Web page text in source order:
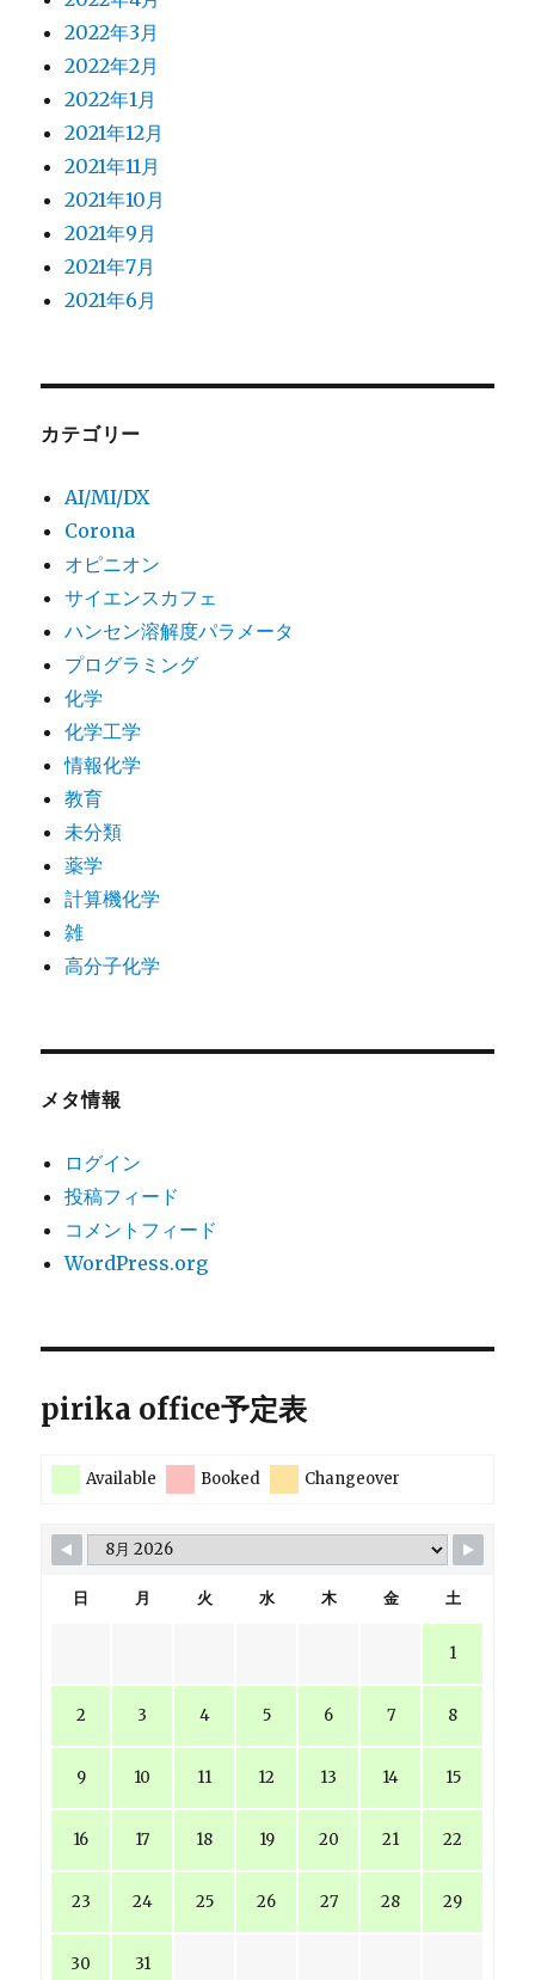
2022年3月
2022年2月
2022年1月
2021年12月
2021年11月
2021年10月
2021年9月
2021年7月
2021年6月
カテゴリー
AI/MI/DX
Corona
オピニオン
サイエンスカフェ
ハンセン溶解度パラメータ
プログラミング
化学
化学工学
情報化学
教育
未分類
薬学
計算機化学
雑
高分子化学
メタ情報
ログイン
投稿フィード
コメントフィード
WordPress.org
pirika office予定表
Available Booked Changeover
日 月 火 水 木 金 土
1
2 3 4 5 6 7 8
9 10 11 12 13 14 15
16 17 18 19 20 21 22
23 24 25 26 27 28 29
30 31